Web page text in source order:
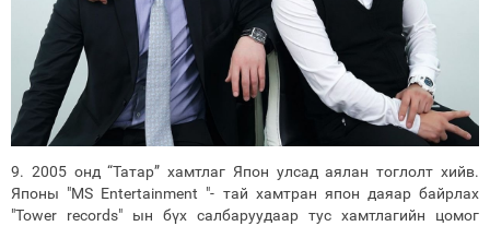
9. 2005 онд “Татар” хамтлаг Япон улсад аялан тоглолт хийв.
Японы "MS Entertainment "- тай хамтран япон даяар байрлах
"Tower records" ын бүх салбаруудаар тус хамтлагийн цомог